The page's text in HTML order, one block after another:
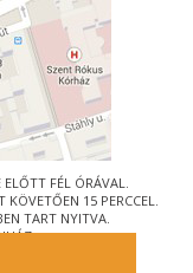
ELŐTT FÉL ÓRÁVAL.
KÖVETŐEN 15 PERCCEL.
TART NYITVA.